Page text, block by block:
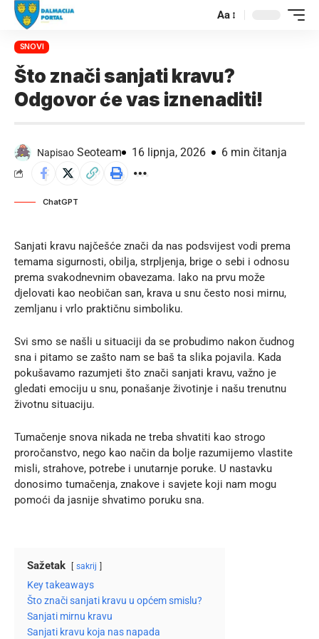
Aa
SNOVI
Što znači sanjati kravu?
Odgovor će vas iznenaditi!
Napisao Seoteam 16 lipnja, 2026 6 min čitanja
ChatGPT
Sanjati kravu najčešće znači da nas podsvijest vodi prema
temama sigurnosti, obilja, strpljenja, brige o sebi i odnosu
prema svakodnevnim obavezama. Iako na prvu može
djelovati kao neobičan san, krava u snu često nosi mirnu,
zemljanu i vrlo praktičnu simboliku.
Svi smo se našli u situaciji da se probudimo nakon čudnog
sna i pitamo se zašto nam se baš ta slika pojavila. Kada
pokušavamo razumjeti što znači sanjati kravu, važno je
gledati emociju u snu, ponašanje životinje i našu trenutnu
životnu situaciju.
Tumačenje snova nikada ne treba shvatiti kao strogo
proročanstvo, nego kao način da bolje razumijemo vlastite
misli, strahove, potrebe i unutarnje poruke. U nastavku
donosimo tumačenja, znakove i savjete koji nam mogu
pomoći da jasnije shvatimo poruku sna.
Sažetak sakrij
Key takeaways
Što znači sanjati kravu u općem smislu?
Sanjati mirnu kravu
Sanjati kravu koja nas napada